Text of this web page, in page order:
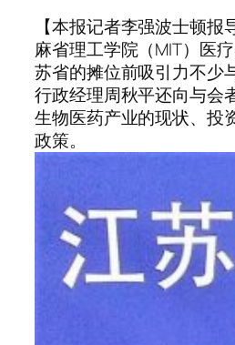
【本报记者李强波士顿报
麻省理工学院（MIT）医
苏省的摊位前吸引力不少
行政经理周秋平还向与会
生物医药产业的现状、投
政策。